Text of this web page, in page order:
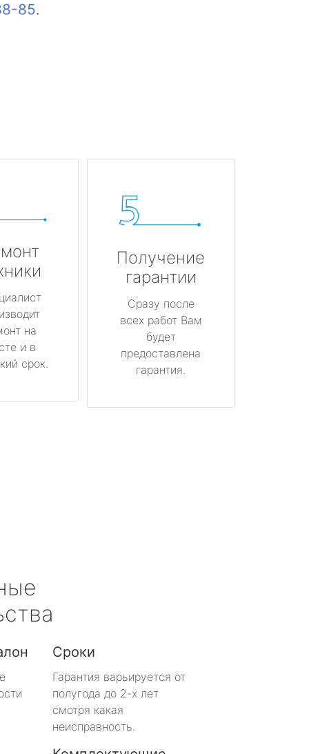
85.
на
и в
срок.
Получение
гарантии
Сразу после
всех работ Вам
будет
предоставлена
гарантия.
Сроки
Гарантия варьируется от
полугода до 2-х лет
смотря какая
неисправность.